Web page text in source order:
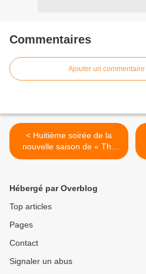
Commentaires
Ajouter un commentaire
< Huitième soirée de la
nouvelle saison de « The
island seuls au monde » sur
Hébergé par Overblog
Top articles
Pages
Contact
Signaler un abus